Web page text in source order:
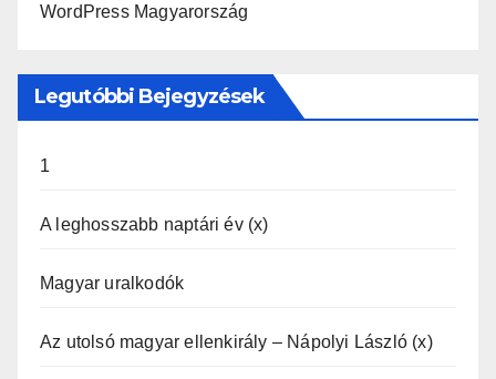
WordPress Magyarország
Legutóbbi Bejegyzések
1
A leghosszabb naptári év (x)
Magyar uralkodók
Az utolsó magyar ellenkirály – Nápolyi László (x)